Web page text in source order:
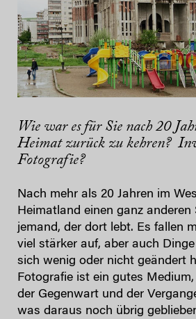
Wie war es für Sie nach 20
Heimat zurück zu kehren?
Fotografie?
Nach mehr als 20 Jahren im
Heimatland einen ganz
jemand, der dort lebt. Es fallen
viel stärker auf, aber auch
sich wenig oder nicht geändert
Fotografie ist ein gutes
der Gegenwart und der
was daraus noch übrig